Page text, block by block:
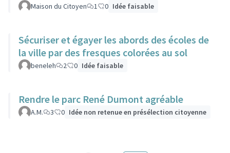
Maison du Citoyen 1 0 Idée faisable
Sécuriser et égayer les abords des écoles de
la ville par des fresques colorées au sol
beneleh 2 0 Idée faisable
Rendre le parc René Dumont agréable
A.M. 3 0 Idée non retenue en présélection citoyenne